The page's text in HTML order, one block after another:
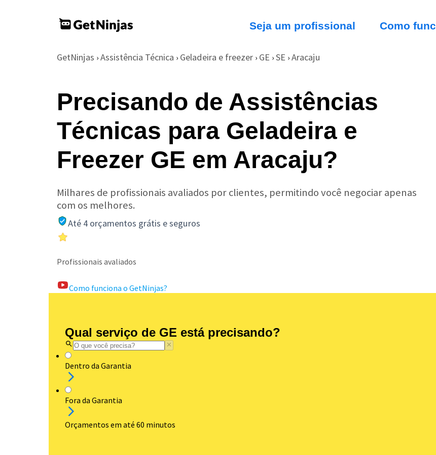
Seja um profissional Como
GetNinjas › Assistência Técnica › Geladeira e freezer › GE › SE › Aracaju
Precisando de Assistências
Técnicas para Geladeira e
Freezer GE em Aracaju?
Milhares de profissionais avaliados por clientes, permitindo você negociar apenas
com os melhores.
Até 4 orçamentos grátis e seguros
Profissionais avaliados
Como funciona o GetNinjas?
Qual serviço de GE está precisando?
Dentro da Garantia
Fora da Garantia
Orçamentos em até 60 minutos